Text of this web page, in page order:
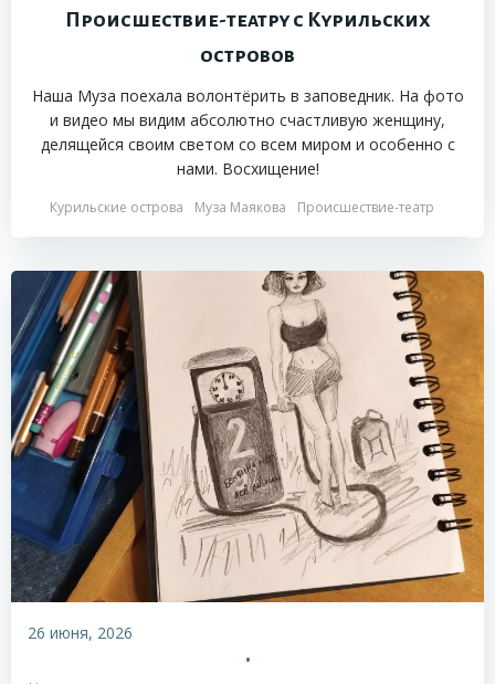
Происшествие-театру с Курильских
островов
Наша Муза поехала волонтёрить в заповедник. На фото
и видео мы видим абсолютно счастливую женщину,
делящейся своим светом со всем миром и особенно с
нами. Восхищение!
Курильские острова Муза Маякова Происшествие-театр
26 июня, 2026
•